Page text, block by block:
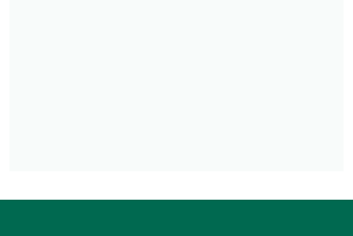
Tesla Model
1.000 kg (alle)